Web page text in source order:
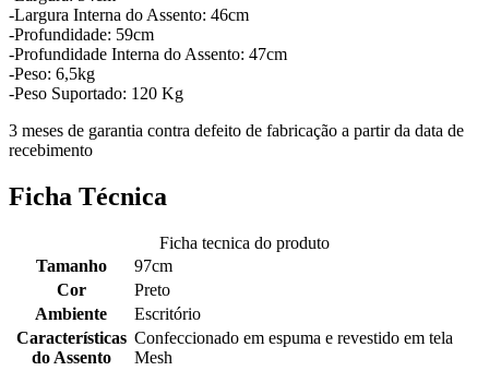
-Largura Interna do Assento: 46cm
-Profundidade: 59cm
-Profundidade Interna do Assento: 47cm
-Peso: 6,5kg
-Peso Suportado: 120 Kg
3 meses de garantia contra defeito de fabricação a partir da data de
recebimento
Ficha Técnica
Ficha tecnica do produto
Tamanho
97cm
Cor
Preto
Ambiente
Escritório
Características
do Assento
Confeccionado em espuma e revestido em tela
Mesh